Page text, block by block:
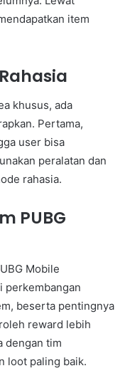
item
khusus, ada
Pertama,
user bisa
peralatan dan
rahasia.
PUBG
Mobile
perkembangan
beserta pentingnya
reward lebih
dengan tim
loot paling baik.